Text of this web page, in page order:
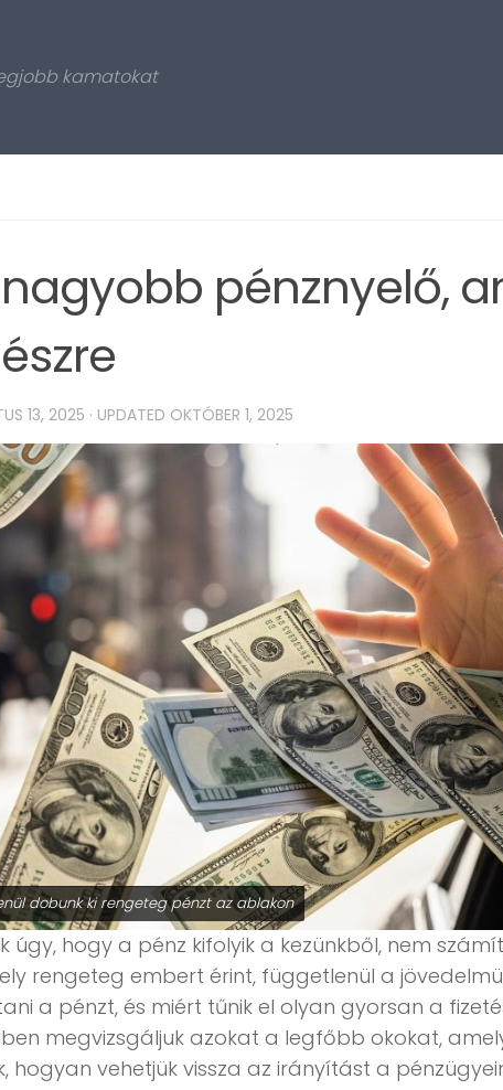
kamatokat
pénznyelő,
13, 2025 · UPDATED OKTÓBER 1, 2025
dobunk ki rengeteg pénzt az ablakon
úgy, hogy a pénz kifolyik a kezünkből, nem
rengeteg embert érint, függetlenül a
a pénzt, és miért tűnik el olyan gyorsan a
megvizsgáljuk azokat a legfőbb okokat,
hogyan vehetjük vissza az irányítást a